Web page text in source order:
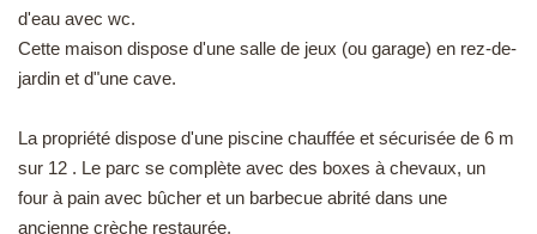
d'eau avec wc.
Cette maison dispose d'une salle de jeux (ou garage) en rez-de-
jardin et d"une cave.
La propriété dispose d'une piscine chauffée et sécurisée de 6 m
sur 12 . Le parc se complète avec des boxes à chevaux, un
four à pain avec bûcher et un barbecue abrité dans une
ancienne crèche restaurée.